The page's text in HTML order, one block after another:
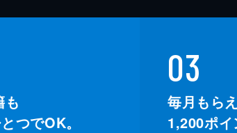
も
つでOK。
03
毎月もら
1,200ポイ